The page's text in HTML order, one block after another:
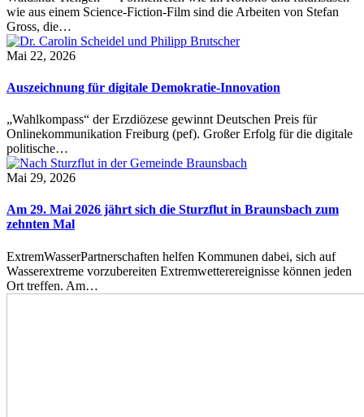
wie aus einem Science-Fiction-Film sind die Arbeiten von Stefan
Gross, die…
Mai 22, 2026
Auszeichnung für digitale Demokratie-Innovation
„Wahlkompass“ der Erzdiözese gewinnt Deutschen Preis für
Onlinekommunikation Freiburg (pef). Großer Erfolg für die digitale
politische…
Mai 29, 2026
Am 29. Mai 2026 jährt sich die Sturzflut in Braunsbach zum
zehnten Mal
ExtremWasserPartnerschaften helfen Kommunen dabei, sich auf
Wasserextreme vorzubereiten Extremwetterereignisse können jeden
Ort treffen. Am…